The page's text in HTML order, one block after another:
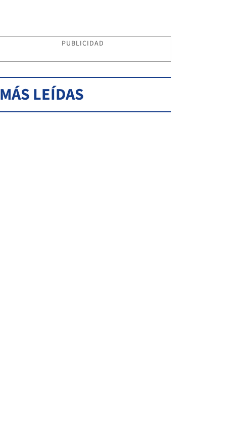
PUBLICIDAD
MÁS LEÍDAS